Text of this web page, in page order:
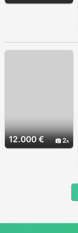
12.000 € 2